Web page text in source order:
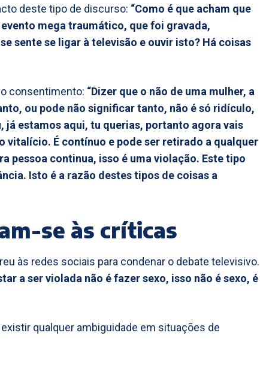
deste tipo de discurso: “Como é que acham que
mega traumático, que foi gravada,
sente se ligar à televisão e ouvir isto? Há coisas
consentimento: “Dizer que o não de uma mulher, a
ou pode não significar tanto, não é só ridículo,
já estamos aqui, tu querias, portanto agora vais
vitalício. É contínuo e pode ser retirado a qualquer
pessoa continua, isso é uma violação. Este tipo
Isto é a razão destes tipos de coisas a
se às críticas
às redes sociais para condenar o debate televisivo.
a ser violada não é fazer sexo, isso não é sexo, é
qualquer ambiguidade em situações de